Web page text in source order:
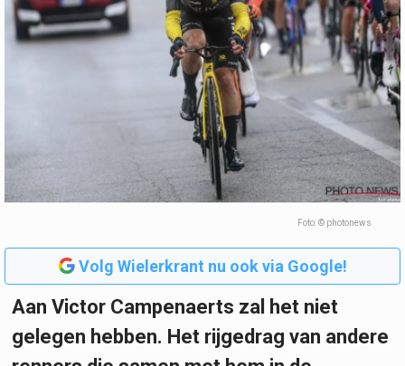
Foto: © photonews
Volg Wielerkrant nu ook via Google!
Aan Victor Campenaerts zal het niet
gelegen hebben. Het rijgedrag van andere